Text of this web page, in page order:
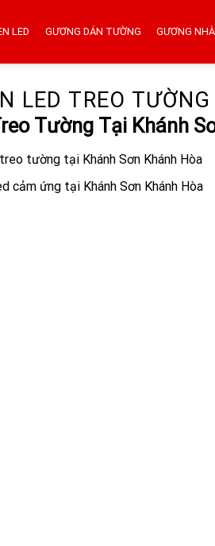
LED GƯƠNG DÁN TƯỜNG GƯƠNG
LED TREO
Tường Tại Khánh
tường tại Khánh Sơn Khánh Hòa
cảm ứng tại Khánh Sơn Khánh Hòa